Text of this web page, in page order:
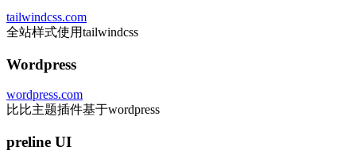
tailwindcss.com
全站样式使用tailwindcss
Wordpress
wordpress.com
比比主题插件基于wordpress
preline UI